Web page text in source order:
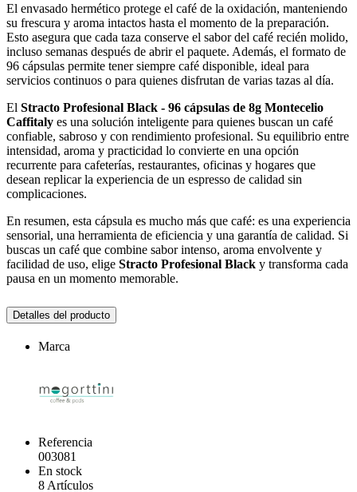
El envasado hermético protege el café de la oxidación, manteniendo
su frescura y aroma intactos hasta el momento de la preparación.
Esto asegura que cada taza conserve el sabor del café recién molido,
incluso semanas después de abrir el paquete. Además, el formato de
96 cápsulas permite tener siempre café disponible, ideal para
servicios continuos o para quienes disfrutan de varias tazas al día.
El Stracto Profesional Black - 96 cápsulas de 8g Montecelio
Caffitaly es una solución inteligente para quienes buscan un café
confiable, sabroso y con rendimiento profesional. Su equilibrio entre
intensidad, aroma y practicidad lo convierte en una opción
recurrente para cafeterías, restaurantes, oficinas y hogares que
desean replicar la experiencia de un espresso de calidad sin
complicaciones.
En resumen, esta cápsula es mucho más que café: es una experiencia
sensorial, una herramienta de eficiencia y una garantía de calidad. Si
buscas un café que combine sabor intenso, aroma envolvente y
facilidad de uso, elige Stracto Profesional Black y transforma cada
pausa en un momento memorable.
Detalles del producto
Marca
Referencia
003081
En stock
8 Artículos